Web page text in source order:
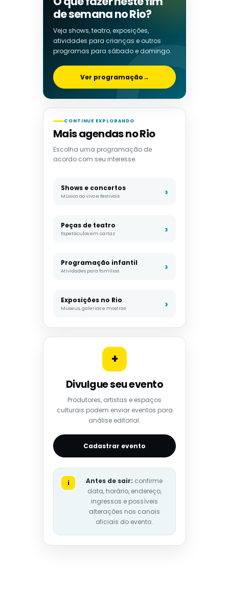
de semana no Rio?
Veja shows, teatro, exposições,
atividades para crianças e outros
programas para sábado e domingo.
Ver programação→
CONTINUE EXPLORANDO
Mais agendas no Rio
Escolha uma programação de
acordo com seu interesse.
Shows e concertos
Música ao vivo e festivais
Peças de teatro
Espetáculos em cartaz
Programação infantil
Atividades para famílias
Exposições no Rio
Museus, galerias e mostras
+
Divulgue seu evento
Produtores, artistas e espaços
culturais podem enviar eventos para
análise editorial.
Cadastrar evento
i Antes de sair: confirme
data, horário, endereço,
ingressos e possíveis
alterações nos canais
oficiais do evento.